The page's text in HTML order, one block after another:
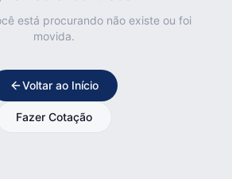
está procurando não existe ou foi
movida.
Voltar ao Início
Fazer Cotação